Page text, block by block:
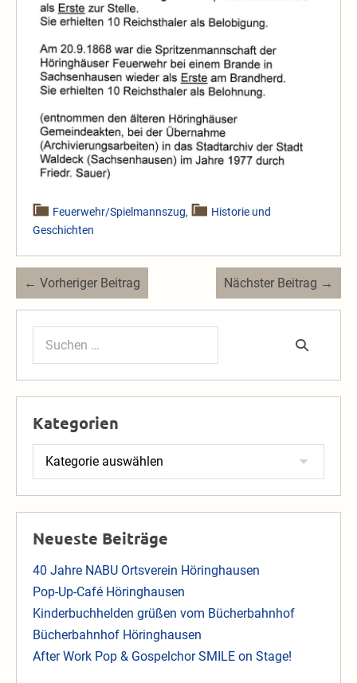
Feuerwehr/Spielmannszug,
Historie und
Geschichten
Beitragsnavigation
← Vorheriger Beitrag Nächster Beitrag →
Kategorien
Kategorien
Neueste Beiträge
40 Jahre NABU Ortsverein Höringhausen
Pop-Up-Café Höringhausen
Kinderbuchhelden grüßen vom Bücherbahnhof
Bücherbahnhof Höringhausen
After Work Pop & Gospelchor SMILE on Stage!